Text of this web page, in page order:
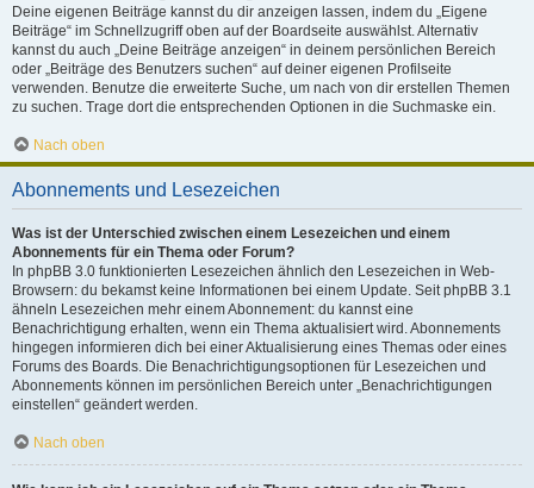
Deine eigenen Beiträge kannst du dir anzeigen lassen, indem du „Eigene
Beiträge“ im Schnellzugriff oben auf der Boardseite auswählst. Alternativ
kannst du auch „Deine Beiträge anzeigen“ in deinem persönlichen Bereich
oder „Beiträge des Benutzers suchen“ auf deiner eigenen Profilseite
verwenden. Benutze die erweiterte Suche, um nach von dir erstellen Themen
zu suchen. Trage dort die entsprechenden Optionen in die Suchmaske ein.
Nach oben
Abonnements und Lesezeichen
Was ist der Unterschied zwischen einem Lesezeichen und einem
Abonnements für ein Thema oder Forum?
In phpBB 3.0 funktionierten Lesezeichen ähnlich den Lesezeichen in Web-
Browsern: du bekamst keine Informationen bei einem Update. Seit phpBB 3.1
ähneln Lesezeichen mehr einem Abonnement: du kannst eine
Benachrichtigung erhalten, wenn ein Thema aktualisiert wird. Abonnements
hingegen informieren dich bei einer Aktualisierung eines Themas oder eines
Forums des Boards. Die Benachrichtigungsoptionen für Lesezeichen und
Abonnements können im persönlichen Bereich unter „Benachrichtigungen
einstellen“ geändert werden.
Nach oben